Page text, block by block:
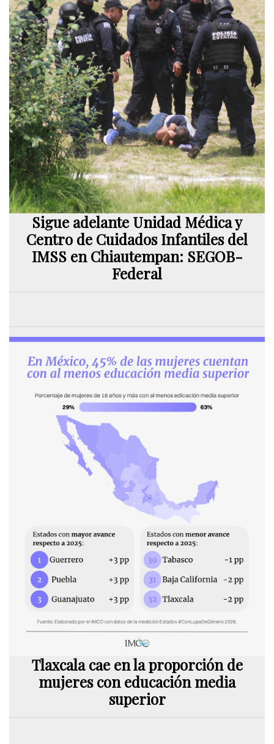
Sigue adelante Unidad Médica y
Centro de Cuidados Infantiles del
IMSS en Chiautempan: SEGOB-
Federal
Tlaxcala cae en la proporción de
mujeres con educación media
superior